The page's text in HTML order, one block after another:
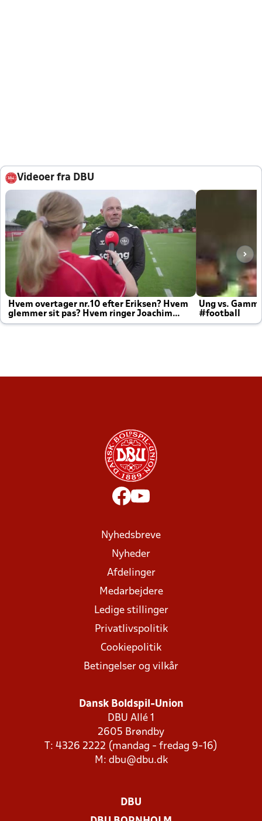
Videoer fra DBU
Hvem overtager nr.10 efter Eriksen? Hvem
glemmer sit pas? Hvem ringer Joachim
altid til efter kampe?
Ung vs.
#football
Nyhedsbreve
Nyheder
Afdelinger
Medarbejdere
Ledige stillinger
Privatlivspolitik
Cookiepolitik
Betingelser og vilkår
Dansk Boldspil-Union
DBU Allé 1
2605 Brøndby
T: 4326 2222 (mandag - fredag 9-16)
M: dbu@dbu.dk
DBU